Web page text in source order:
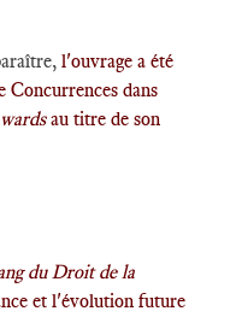
l'ouvrage a été
Concurrences dans
au titre de son
du Droit de la
et l'évolution future